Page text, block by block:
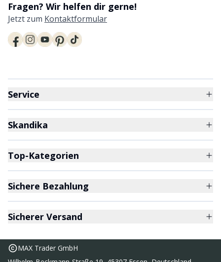
Fragen? Wir helfen dir gerne!
Jetzt zum Kontaktformular
Service
Skandika
Top-Kategorien
Sichere Bezahlung
Sicherer Versand
MAX Trader GmbH